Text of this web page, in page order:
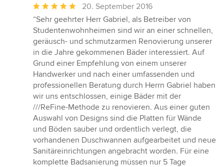
Durchschnittliche
Bewertung:
5
von
5
Sternen
20. September 2016
“Sehr geehrter Herr Gabriel, als Betreiber von
Studentenwohnheimen sind wir an einer schnellen,
geräusch- und schmutzarmen Renovierung unserer
in die Jahre gekommenen Bäder interessiert. Auf
Grund einer Empfehlung von einem unserer
Handwerker und nach einer umfassenden und
professionellen Beratung durch Herrn Gabriel haben
wir uns entschlossen, einige Bäder mit der
///ReFine-Methode zu renovieren. Aus einer guten
Auswahl von Designs sind die Platten für Wände
und Böden sauber und ordentlich verlegt, die
vorhandenen Duschwannen aufgearbeitet und neue
Sanitäreinrichtungen angebracht worden. Für eine
komplette Badsanierung müssen nur 5 Tage